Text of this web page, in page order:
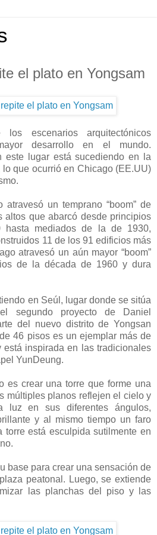
el plato en Yongsam
escenarios arquitectónicos
desarrollo en el mundo.
este lugar está sucediendo en la
que ocurrió en Chicago (EE.UU)
atravesó un temprano “boom” de
altos que abarcó desde principios
mediados de la de 1930,
11 de los 91 edificios más
atravesó un aún mayor “boom”
de la década de 1960 y dura
en Seúl, lugar donde se sitúa
el segundo proyecto de Daniel
del nuevo distrito de Yongsan
46 pisos es un ejemplar más de
está inspirada en las tradicionales
YunDeung.
es crear una torre que forme una
múltiples planos reflejen el cielo y
luz en sus diferentes ángulos,
y al mismo tiempo un faro
torre está esculpida sutilmente en
base para crear una sensación de
peatonal. Luego, se extiende
las planchas del piso y las